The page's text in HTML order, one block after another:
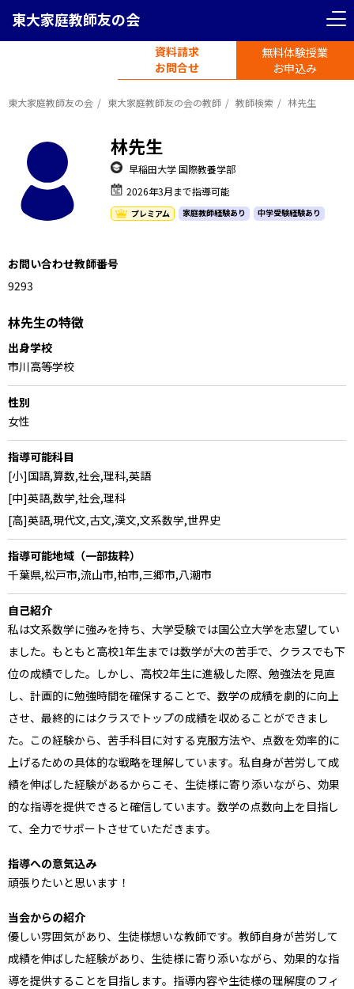
東大家庭教師友の会
資料請求
お問合せ
無料体験授業
お申込み
東大家庭教師友の会 東大家庭教師友の会の教師 教師検索 林先生
林先生
早稲田大学 国際教養学部
2026年3月まで指導可能
プレミアム 家庭教師経験あり 中学受験経験あり
お問い合わせ教師番号
1192913
林先生の特徴
出身学校
市川高等学校
性別
女性
指導可能科目
[小]国語,算数,社会,理科,英語
[中]英語,数学,社会,理科
[高]英語,現代文,古文,漢文,文系数学,世界史
指導可能地域（一部抜粋）
千葉県,松戸市,流山市,柏市,三郷市,八潮市
自己紹介
私は文系数学に強みを持ち、大学受験では国公立大学を志望してい
ました。もともと高校1年生までは数学が大の苦手で、クラスでも下
位の成績でした。しかし、高校2年生に進級した際、勉強法を見直
し、計画的に勉強時間を確保することで、数学の成績を劇的に向上
させ、最終的にはクラスでトップの成績を収めることができまし
た。この経験から、苦手科目に対する克服方法や、点数を効率的に
上げるための具体的な戦略を理解しています。私自身が苦労して成
績を伸ばした経験があるからこそ、生徒様に寄り添いながら、効果
的な指導を提供できると確信しています。数学の点数向上を目指し
て、全力でサポートさせていただきます。
指導への意気込み
頑張りたいと思います！
当会からの紹介
優しい雰囲気があり、生徒様想いな教師です。教師自身が苦労して
成績を伸ばした経験があり、生徒様に寄り添いながら、効果的な指
導を提供することを目指します。指導内容や生徒様の理解度のフィ